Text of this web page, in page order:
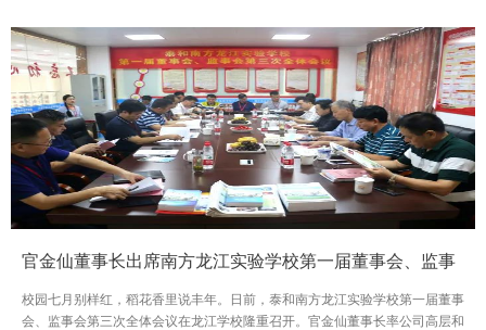
官金仙董事长出席南方龙江实验学校第一届董事会、监事
会第三次全体会议
校园七月别样红，稻花香里说丰年。日前，泰和南方龙江实验学校第一届董事
会、监事会第三次全体会议在龙江学校隆重召开。官金仙董事长率公司高层和